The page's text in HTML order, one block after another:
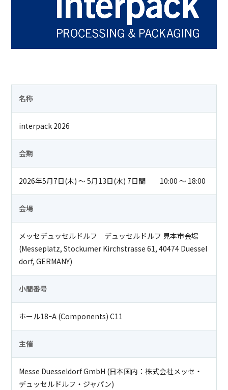
名称
interpack 2026
会期
2026年5月7日(木) ～ 5月13日(水) 7日間 10:00 ～ 18:00
会場
メッセデュッセルドルフ デュッセルドルフ 見本市会場
(Messeplatz, Stockumer Kirchstrasse 61, 40474 Duessel
dorf, GERMANY)
小間番号
ホール18ｰA (Components) C11
主催
Messe Duesseldorf GmbH (日本国内：株式会社メッセ・
デュッセルドルフ・ジャパン)